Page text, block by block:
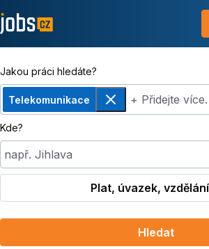
Jakou práci hledáte?
Telekomunikace
Odebrat+ Přidejte
Kde?
např. Jihlava
Plat, úvazek,
Hledat